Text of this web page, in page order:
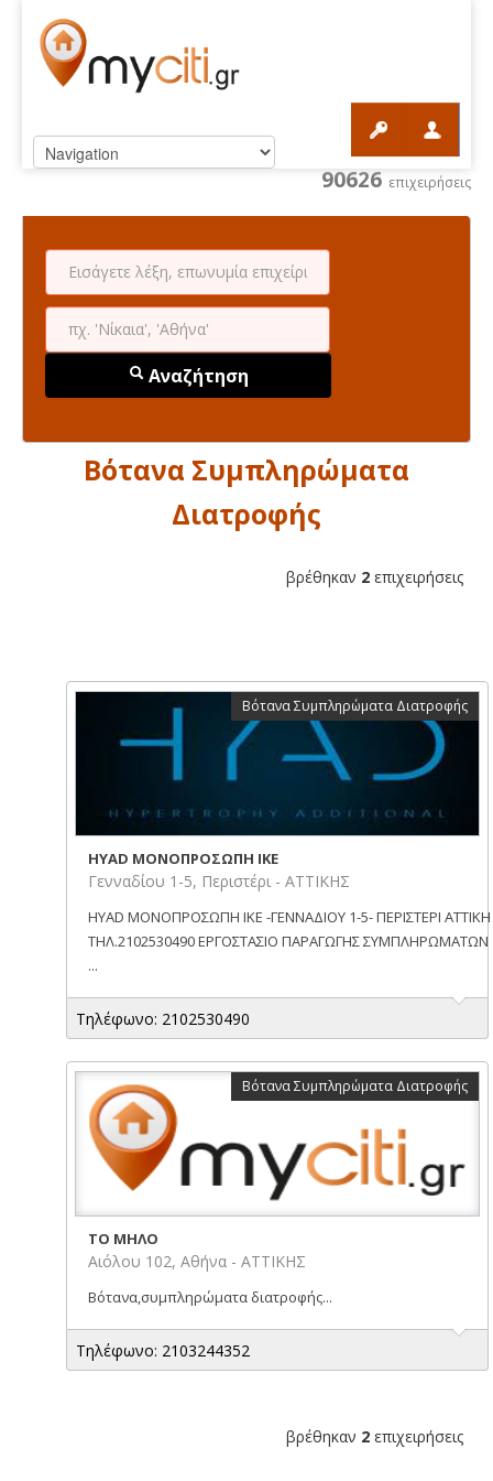
90626 επιχειρήσεις
Αναζήτηση
Βότανα Συμπληρώματα
Διατροφής
βρέθηκαν 2 επιχειρήσεις
Βότανα Συμπληρώματα Διατροφής
HYAD ΜΟΝΟΠΡΟΣΩΠΗ ΙΚΕ
Γενναδίου 1-5, Περιστέρι - ΑΤΤΙΚΗΣ
HYAD ΜΟΝΟΠΡΟΣΩΠΗ ΙΚΕ -ΓΕΝΝΑΔΙΟΥ 1-5- ΠΕΡΙΣΤΕΡΙ ΑΤΤΙΚΗ
ΤΗΛ.2102530490 ΕΡΓΟΣΤΑΣΙΟ ΠΑΡΑΓΩΓΗΣ ΣΥΜΠΛΗΡΩΜΑΤΩΝ
...
Τηλέφωνο: 2102530490
Βότανα Συμπληρώματα Διατροφής
ΤΟ ΜΗΛΟ
Αιόλου 102, Αθήνα - ΑΤΤΙΚΗΣ
Βότανα,συμπληρώματα διατροφής...
Τηλέφωνο: 2103244352
βρέθηκαν 2 επιχειρήσεις